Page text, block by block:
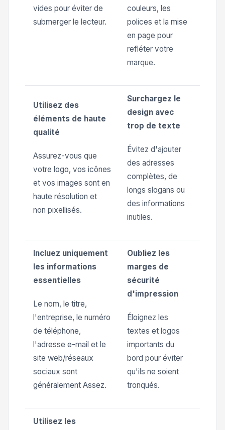
vides pour éviter de
submerger le lecteur.
couleurs, les
polices et la mise
en page pour
refléter votre
marque.
Utilisez des
éléments de haute
qualité
Assurez-vous que
votre logo, vos icônes
et vos images sont en
haute résolution et
non pixellisés.
Surchargez le
design avec
trop de texte
Évitez d'ajouter
des adresses
complètes, de
longs slogans ou
des informations
inutiles.
Incluez uniquement
les informations
essentielles
Le nom, le titre,
l'entreprise, le numéro
de téléphone,
l'adresse e-mail et le
site web/réseaux
sociaux sont
généralement Assez.
Oubliez les
marges de
sécurité
d'impression
Éloignez les
textes et logos
importants du
bord pour éviter
qu'ils ne soient
tronqués.
Utilisez les